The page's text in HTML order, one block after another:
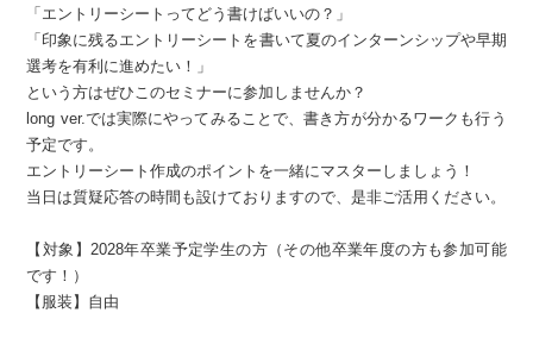
「エントリーシートってどう書けばいいの？」
「印象に残るエントリーシートを書いて夏のインターンシップや早期
選考を有利に進めたい！」
という方はぜひこのセミナーに参加しませんか？
long ver.では実際にやってみることで、書き方が分かるワークも行う
予定です。
エントリーシート作成のポイントを一緒にマスターしましょう！
当日は質疑応答の時間も設けておりますので、是非ご活用ください。
【対象】2028年卒業予定学生の方（その他卒業年度の方も参加可能
です！）
【服装】自由